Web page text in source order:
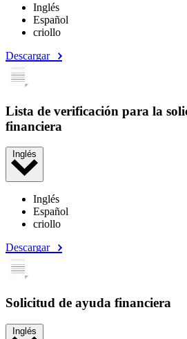
Inglés
Español
criollo
Descargar
Lista de verificación para la
financiera
Inglés
Inglés
Español
criollo
Descargar
Solicitud de ayuda financiera
Inglés